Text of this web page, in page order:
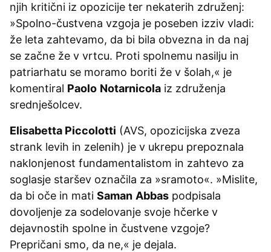
njih kritični iz opozicije ter nekaterih združenj:
»Spolno-čustvena vzgoja je poseben izziv vladi:
že leta zahtevamo, da bi bila obvezna in da naj
se začne že v vrtcu. Proti spolnemu nasilju in
patriarhatu se moramo boriti že v šolah,« je
komentiral Paolo Notarnicola iz združenja
srednješolcev.
Elisabetta Piccolotti (AVS, opozicijska zveza
strank levih in zelenih) je v ukrepu prepoznala
naklonjenost fundamentalistom in zahtevo za
soglasje staršev označila za »sramoto«. »Mislite,
da bi oče in mati Saman Abbas podpisala
dovoljenje za sodelovanje svoje hčerke v
dejavnostih spolne in čustvene vzgoje?
Prepričani smo, da ne,« je dejala.